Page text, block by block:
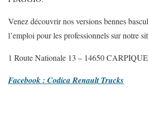
Venez découvrir nos versions bennes
l’emploi pour les professionnels sur notre
1 Route Nationale 13 – 14650
Facebook : Codica Renault Trucks